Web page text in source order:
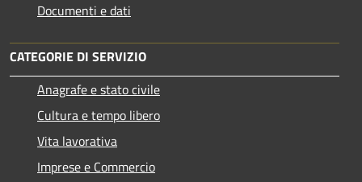
Documenti e dati
CATEGORIE DI SERVIZIO
Anagrafe e stato civile
Cultura e tempo libero
Vita lavorativa
Imprese e Commercio